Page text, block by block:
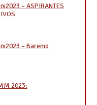
– ASPIRANTES
– Baremo
2023: